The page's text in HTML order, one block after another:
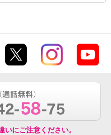
にご注意ください。